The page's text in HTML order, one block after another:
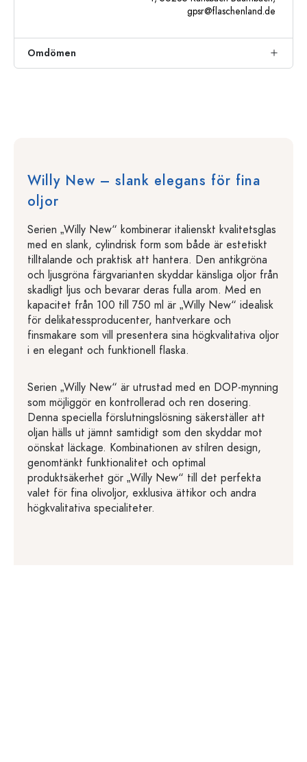
gpsr@flaschenland.de
Omdömen
Willy New – slank elegans för fina
oljor
Serien „Willy New“ kombinerar italienskt kvalitetsglas
med en slank, cylindrisk form som både är estetiskt
tilltalande och praktisk att hantera. Den antikgröna
och ljusgröna färgvarianten skyddar känsliga oljor från
skadligt ljus och bevarar deras fulla arom. Med en
kapacitet från 100 till 750 ml är „Willy New“ idealisk
för delikatessproducenter, hantverkare och
finsmakare som vill presentera sina högkvalitativa oljor
i en elegant och funktionell flaska.
Serien „Willy New“ är utrustad med en DOP-mynning
som möjliggör en kontrollerad och ren dosering.
Denna speciella förslutningslösning säkerställer att
oljan hälls ut jämnt samtidigt som den skyddar mot
oönskat läckage. Kombinationen av stilren design,
genomtänkt funktionalitet och optimal
produktsäkerhet gör „Willy New“ till det perfekta
valet för fina olivoljor, exklusiva ättikor och andra
högkvalitativa specialiteter.